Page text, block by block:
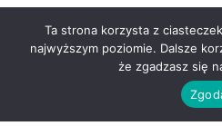
Ta strona korzysta z
najwyższym poziomie. Dalsze
że zgadzasz się